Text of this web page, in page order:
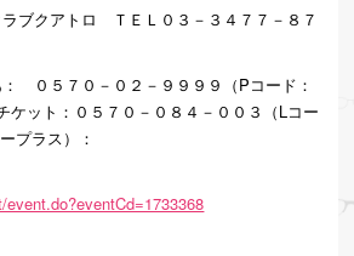
ブクアトロ ＴＥＬ０３－３４７７－８７
０５７０－０２－９９９９（Pコード：
ケット：０５７０－０８４－００３（Lコー
プラス）：